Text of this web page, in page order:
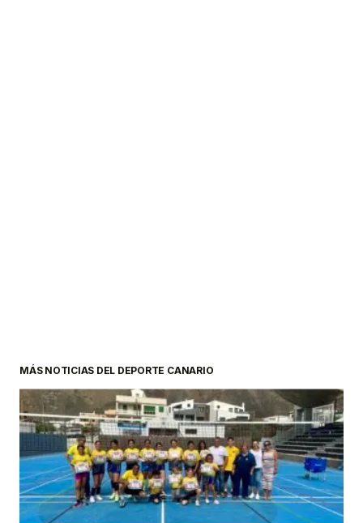
MÁS NOTICIAS DEL DEPORTE CANARIO